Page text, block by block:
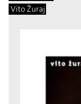
Vito Žuraj